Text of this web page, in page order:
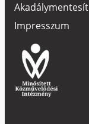
Impresszum